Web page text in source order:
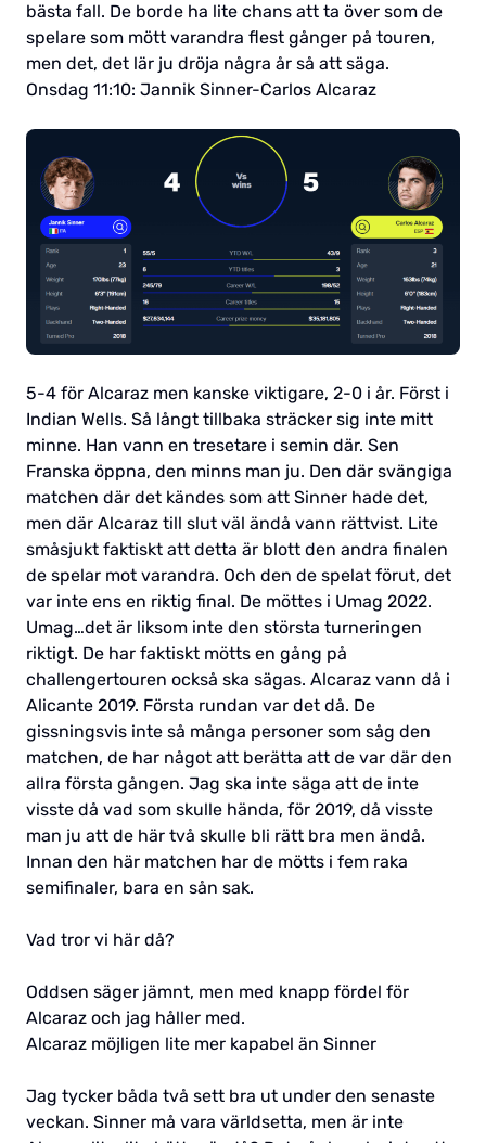
bästa fall. De borde ha lite chans att ta över som de
spelare som mött varandra flest gånger på touren,
men det, det lär ju dröja några år så att säga.
Onsdag 11:10: Jannik Sinner-Carlos Alcaraz
5-4 för Alcaraz men kanske viktigare, 2-0 i år. Först i
Indian Wells. Så långt tillbaka sträcker sig inte mitt
minne. Han vann en tresetare i semin där. Sen
Franska öppna, den minns man ju. Den där svängiga
matchen där det kändes som att Sinner hade det,
men där Alcaraz till slut väl ändå vann rättvist. Lite
småsjukt faktiskt att detta är blott den andra finalen
de spelar mot varandra. Och den de spelat förut, det
var inte ens en riktig final. De möttes i Umag 2022.
Umag…det är liksom inte den största turneringen
riktigt. De har faktiskt mötts en gång på
challengertouren också ska sägas. Alcaraz vann då i
Alicante 2019. Första rundan var det då. De
gissningsvis inte så många personer som såg den
matchen, de har något att berätta att de var där den
allra första gången. Jag ska inte säga att de inte
visste då vad som skulle hända, för 2019, då visste
man ju att de här två skulle bli rätt bra men ändå.
Innan den här matchen har de mötts i fem raka
semifinaler, bara en sån sak.
Vad tror vi här då?
Oddsen säger jämnt, men med knapp fördel för
Alcaraz och jag håller med.
Alcaraz möjligen lite mer kapabel än Sinner
Jag tycker båda två sett bra ut under den senaste
veckan. Sinner må vara världsetta, men är inte